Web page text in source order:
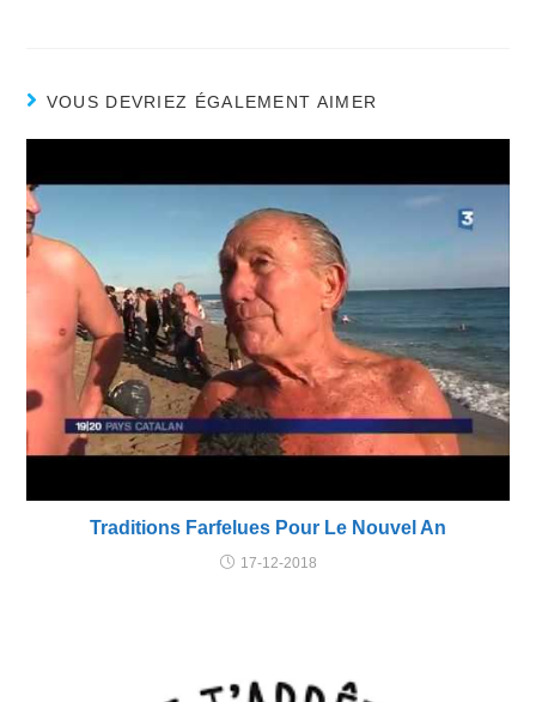
VOUS DEVRIEZ ÉGALEMENT AIMER
Traditions Farfelues Pour Le Nouvel An
17-12-2018